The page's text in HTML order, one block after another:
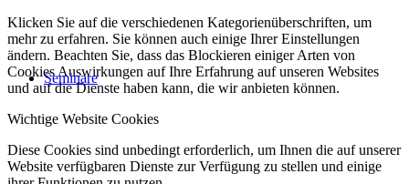
Seminare
Klicken Sie auf die verschiedenen Kategorienüberschriften, um
mehr zu erfahren. Sie können auch einige Ihrer Einstellungen
ändern. Beachten Sie, dass das Blockieren einiger Arten von
Cookies Auswirkungen auf Ihre Erfahrung auf unseren Websites
und auf die Dienste haben kann, die wir anbieten können.
Wichtige Website Cookies
Diese Cookies sind unbedingt erforderlich, um Ihnen die auf unserer
Website verfügbaren Dienste zur Verfügung zu stellen und einige